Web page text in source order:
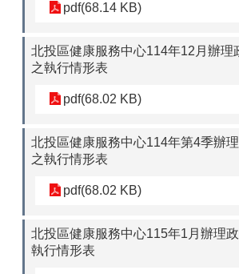
pdf(68.14 KB)
北投區健康服務中心114年12月辦理
之執行情形表
pdf(68.02 KB)
北投區健康服務中心114年第4季辦
之執行情形表
pdf(68.02 KB)
北投區健康服務中心115年1月辦理
執行情形表